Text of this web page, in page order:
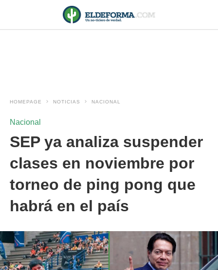
HOMEPAGE NOTICIAS NACIONAL
Nacional
SEP ya analiza suspender
clases en noviembre por
torneo de ping pong que
habrá en el país